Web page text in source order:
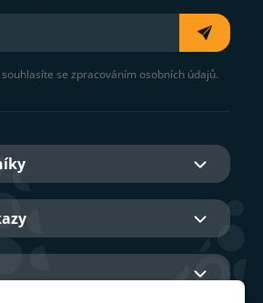
se zpracováním osobních údajů.